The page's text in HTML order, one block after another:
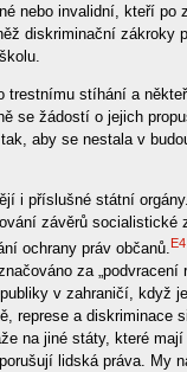
nebo invalidní, kteří po
diskriminační zákroky
trestnímu stíhání a
se žádostí o jejich
aby se nestala v
i příslušné státní
závěrů socialistické
ochrany práv občanů.E4
za
v zahraničí, když
represe a diskriminace
na jiné státy, které
lidská práva. My